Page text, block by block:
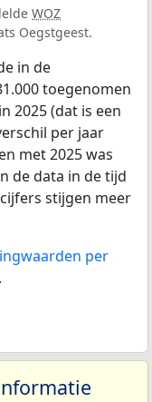
WOZ
Oegstgeest.
in de
toegenomen
2025 (dat is een
per jaar
met 2025 was
de data in de tijd
stijgen meer
per
.